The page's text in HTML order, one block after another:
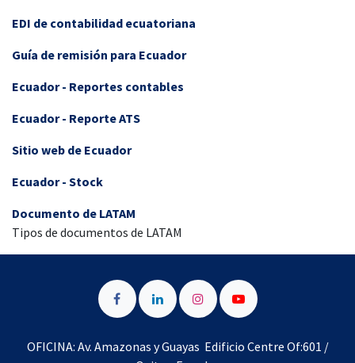
EDI de contabilidad ecuatoriana
Guía de remisión para Ecuador
Ecuador - Reportes contables
Ecuador - Reporte ATS
Sitio web de Ecuador
Ecuador - Stock
Documento de LATAM
Tipos de documentos de LATAM
OFICINA: Av. Amazonas y Guayas Edificio Centre Of:601 /